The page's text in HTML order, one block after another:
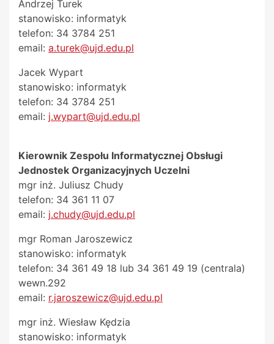
Andrzej Turek
stanowisko: informatyk
telefon: 34 3784 251
email: a.turek@ujd.edu.pl
Jacek Wypart
stanowisko: informatyk
telefon: 34 3784 251
email: j.wypart@ujd.edu.pl
Kierownik Zespołu Informatycznej Obsługi
Jednostek Organizacyjnych Uczelni
mgr inż. Juliusz Chudy
telefon: 34 361 11 07
email: j.chudy@ujd.edu.pl
mgr Roman Jaroszewicz
stanowisko: informatyk
telefon: 34 361 49 18 lub 34 361 49 19 (centrala)
wewn.292
email: r.jaroszewicz@ujd.edu.pl
mgr inż. Wiesław Kędzia
stanowisko: informatyk